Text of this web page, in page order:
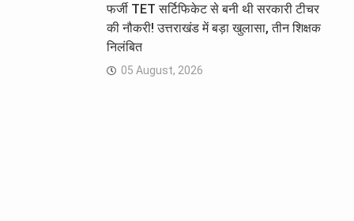
फर्जी TET सर्टिफिकेट से बनी थी सरकारी टीचर
की नौकरी! उत्तराखंड में बड़ा खुलासा, तीन शिक्षक
निलंबित
05 August, 2026